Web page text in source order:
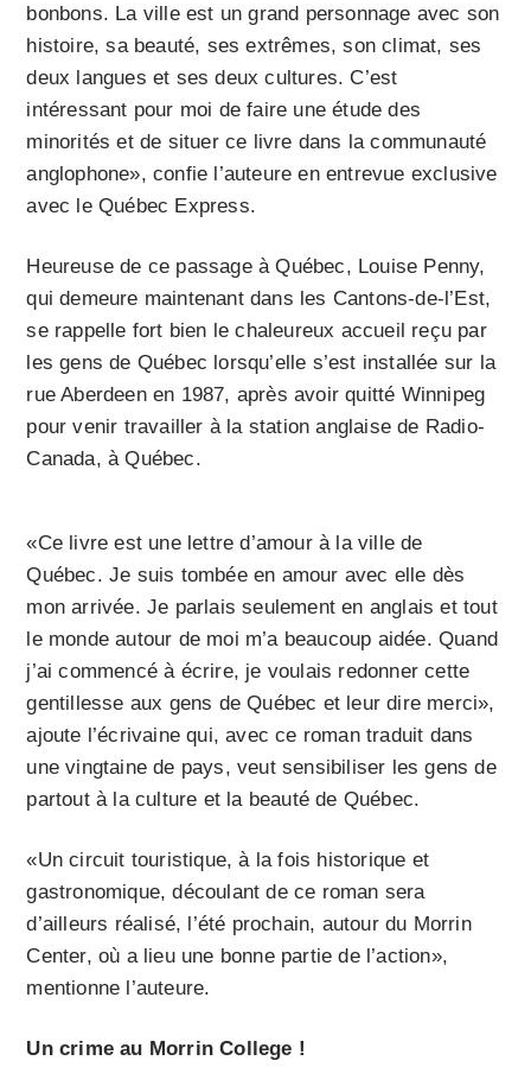
bonbons. La ville est un grand personnage avec son
histoire, sa beauté, ses extrêmes, son climat, ses
deux langues et ses deux cultures. C’est
intéressant pour moi de faire une étude des
minorités et de situer ce livre dans la communauté
anglophone», confie l’auteure en entrevue exclusive
avec le Québec Express.
Heureuse de ce passage à Québec, Louise Penny,
qui demeure maintenant dans les Cantons-de-l’Est,
se rappelle fort bien le chaleureux accueil reçu par
les gens de Québec lorsqu’elle s’est installée sur la
rue Aberdeen en 1987, après avoir quitté Winnipeg
pour venir travailler à la station anglaise de Radio-
Canada, à Québec.
«Ce livre est une lettre d’amour à la ville de
Québec. Je suis tombée en amour avec elle dès
mon arrivée. Je parlais seulement en anglais et tout
le monde autour de moi m’a beaucoup aidée. Quand
j’ai commencé à écrire, je voulais redonner cette
gentillesse aux gens de Québec et leur dire merci»,
ajoute l’écrivaine qui, avec ce roman traduit dans
une vingtaine de pays, veut sensibiliser les gens de
partout à la culture et la beauté de Québec.
«Un circuit touristique, à la fois historique et
gastronomique, découlant de ce roman sera
d’ailleurs réalisé, l’été prochain, autour du Morrin
Center, où a lieu une bonne partie de l’action»,
mentionne l’auteure.
Un crime au Morrin College !